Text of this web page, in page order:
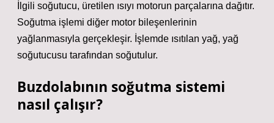
İlgili soğutucu, üretilen ısıyı motorun parçalarına dağıtır.
Soğutma işlemi diğer motor bileşenlerinin
yağlanmasıyla gerçekleşir. İşlemde ısıtılan yağ, yağ
soğutucusu tarafından soğutulur.
Buzdolabının soğutma sistemi
nasıl çalışır?